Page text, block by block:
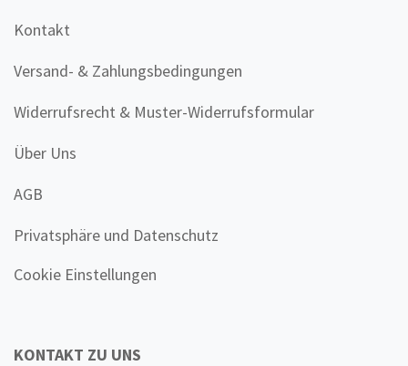
Kontakt
Versand- & Zahlungsbedingungen
Widerrufsrecht & Muster-Widerrufsformular
Über Uns
AGB
Privatsphäre und Datenschutz
Cookie Einstellungen
KONTAKT ZU UNS